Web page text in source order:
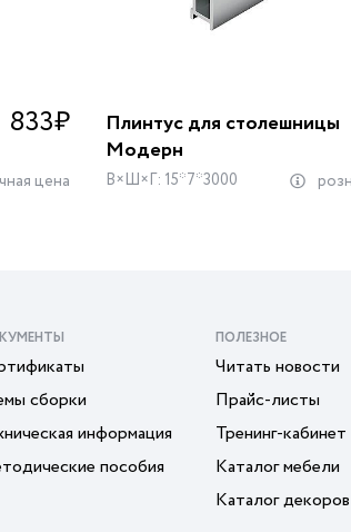
833₽
цена
Плинтус для столешницы
Модерн
В×Ш×Г: 15*7*3000
сборки
информация
пособия
ПОЛЕЗНОЕ
Читать новости
Прайс-листы
Тренинг-кабинет
Каталог мебели
Каталог декоров